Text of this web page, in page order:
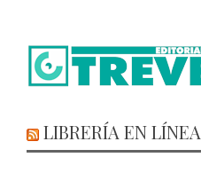
LIBRERÍA EN LÍNEA